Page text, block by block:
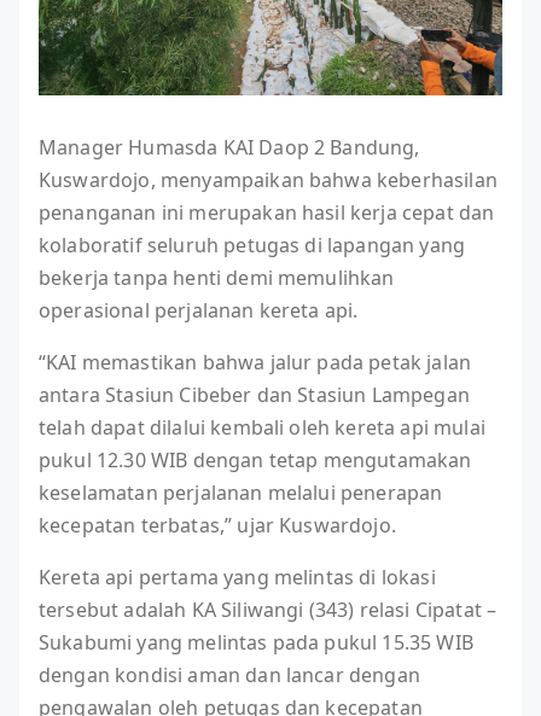
Manager Humasda KAI Daop 2 Bandung,
Kuswardojo, menyampaikan bahwa keberhasilan
penanganan ini merupakan hasil kerja cepat dan
kolaboratif seluruh petugas di lapangan yang
bekerja tanpa henti demi memulihkan
operasional perjalanan kereta api.
“KAI memastikan bahwa jalur pada petak jalan
antara Stasiun Cibeber dan Stasiun Lampegan
telah dapat dilalui kembali oleh kereta api mulai
pukul 12.30 WIB dengan tetap mengutamakan
keselamatan perjalanan melalui penerapan
kecepatan terbatas,” ujar Kuswardojo.
Kereta api pertama yang melintas di lokasi
tersebut adalah KA Siliwangi (343) relasi Cipatat –
Sukabumi yang melintas pada pukul 15.35 WIB
dengan kondisi aman dan lancar dengan
pengawalan oleh petugas dan kecepatan